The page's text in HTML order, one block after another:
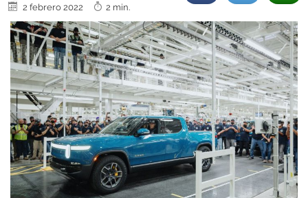
2 febrero 2022
2 min.